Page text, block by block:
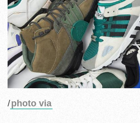
/photo via